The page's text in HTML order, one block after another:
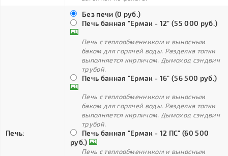
Печь:
Без печи (0 руб.)
Печь банная "Ермак - 12" (55 000 руб.)
Печь с теплообменником и выносным
баком для горячей воды. Разделка топки
выполняется кирпичом. Дымоход сэндвич
трубой.
Печь банная "Ермак - 16" (56 500 руб.)
Печь с теплообменником и выносным
баком для горячей воды. Разделка топки
выполняется кирпичом. Дымоход сэндвич
трубой.
Печь банная "Ермак - 12 ПС" (60 500
руб.)
Печь с теплообменником и выносным